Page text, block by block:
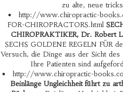
zu alte, neue
http://www.chiropractic-
FOR-CHIROPRACTORS.html
CHIROPRAKTIKER, Dr. Robert
SECHS GOLDENE REGELN FÜR
Versuch, die Dinge aus der Sicht
Ihre Patienten sind
http://www.chiropractic-
Beinlänge Ungleichheit führt zu